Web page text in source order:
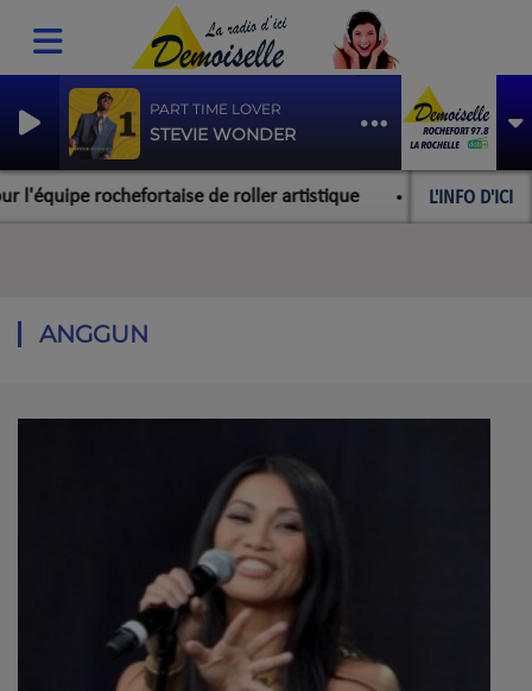
PART TIME LOVER
STEVIE WONDER
L'INFO D'ICI
rochefortaise de roller artistique La Rochelle : un
ANGGUN